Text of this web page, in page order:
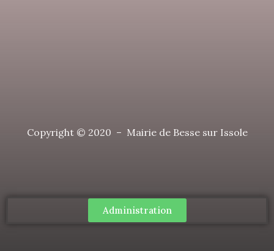
Copyright © 2020 – Mairie de Besse sur Issole
Administration